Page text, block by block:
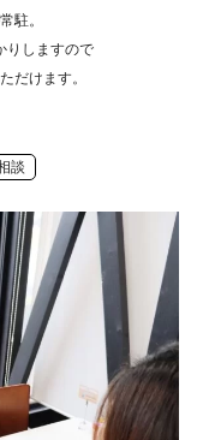
駐。
りしますので
だけます。
談